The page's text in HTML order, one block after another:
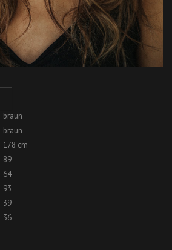
braun
braun
178 cm
89
64
93
39
36